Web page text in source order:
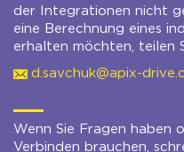
der Integrationen nicht
eine Berechnung eines
erhalten möchten, teilen
d.savchuk@apix-
Wenn Sie Fragen haben
Verbinden brauchen,